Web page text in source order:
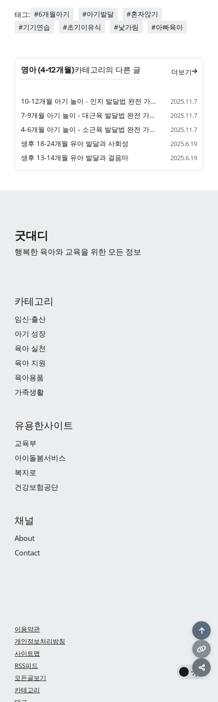
태그: #6개월아기 #아기발달
#혼자앉기
#기기연습
#초기이유식 #낯가림 #아빠육아
영아 (4-12개월)카테고리의 다른 글 더보기
10-12개월 아기 놀이 - 인지 발달법 완전 가이드 2025.11.7
7-9개월 아기 놀이 - 대근육 발달법 완전 가이드 2025.11.7
4-6개월 아기 놀이 - 소근육 발달법 완전 가이드 2025.11.7
생후 18-24개월 유아 발달과 사회성 2025.6.19
생후 13-14개월 유아 발달과 걸음마 2025.6.19
굿대디
행복한 육아와 교육을 위한 모든 정보
카테고리
임신·출산
아기 성장
육아 실천
육아 지원
육아용품
가족생활
유용한사이트
교육부
아이돌봄서비스
복지로
건강보험공단
채널
About
Contact
이용약관
개인정보처리방침
사이트맵
RSS피드
모든글보기
카테고리